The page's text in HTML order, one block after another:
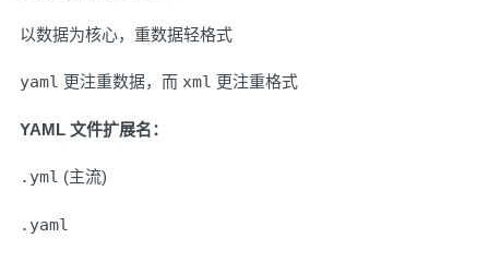
以数据为核心，重数据轻格式
yaml 更注重数据，而 xml 更注重格式
YAML 文件扩展名：
.yml (主流)
.yaml